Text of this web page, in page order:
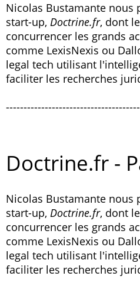
Nicolas Bustamante nous
start-up, Doctrine.fr, dont
concurrencer les grands
comme LexisNexis ou
legal tech utilisant
faciliter les recherches
Doctrine.fr -
Nicolas Bustamante nous
start-up, Doctrine.fr, dont
concurrencer les grands
comme LexisNexis ou
legal tech utilisant
faciliter les recherches